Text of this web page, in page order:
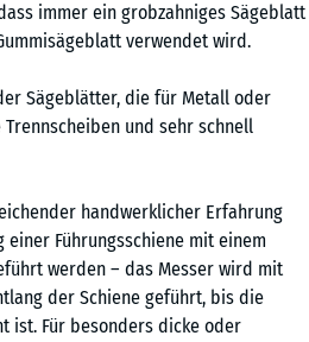
immer ein grobzahniges Sägeblatt
verwendet wird.
Sägeblätter, die für Metall oder
und sehr schnell
handwerklicher Erfahrung
einer Führungsschiene mit einem
werden – das Messer wird mit
der Schiene geführt, bis die
ist. Für besonders dicke oder